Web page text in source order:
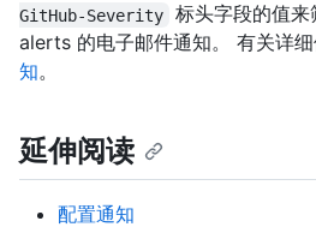
GitHub-Severity
标头字段的值
alerts 的电子邮件通知。 有关详
知。
延伸阅读
配置通知